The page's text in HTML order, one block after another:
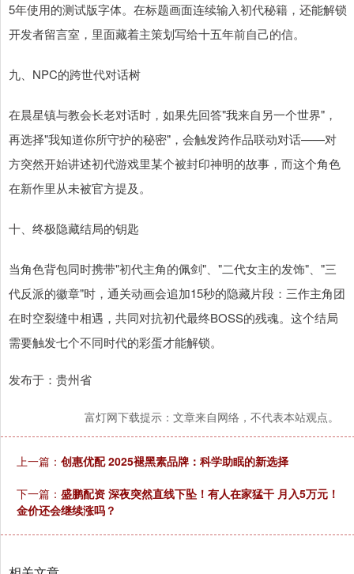
5年使用的测试版字体。在标题画面连续输入初代秘籍，还能解锁
开发者留言室，里面藏着主策划写给十五年前自己的信。
九、NPC的跨世代对话树
在晨星镇与教会长老对话时，如果先回答"我来自另一个世界"，
再选择"我知道你所守护的秘密"，会触发跨作品联动对话——对
方突然开始讲述初代游戏里某个被封印神明的故事，而这个角色
在新作里从未被官方提及。
十、终极隐藏结局的钥匙
当角色背包同时携带"初代主角的佩剑"、"二代女主的发饰"、"三
代反派的徽章"时，通关动画会追加15秒的隐藏片段：三作主角团
在时空裂缝中相遇，共同对抗初代最终BOSS的残魂。这个结局
需要触发七个不同时代的彩蛋才能解锁。
发布于：贵州省
富灯网下载提示：文章来自网络，不代表本站观点。
上一篇： 创惠优配 2025褪黑素品牌：科学助眠的新选择
下一篇： 盛鹏配资 深夜突然直线下坠！有人在家猛干 月入5万元！
金价还会继续涨吗？